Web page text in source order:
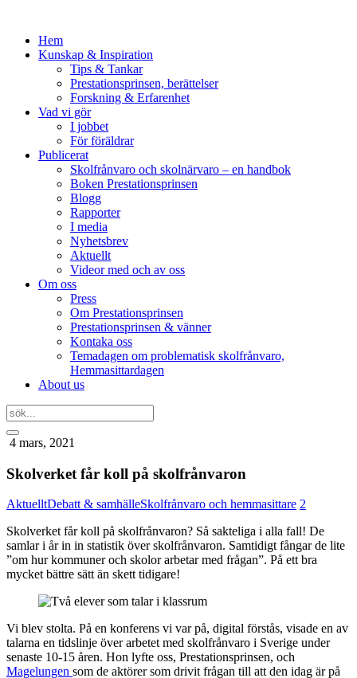
Hem
Kunskap & Inspiration
Tips & Tankar
Prestationsprinsen, berättelser
Forskning & Erfarenhet
Vad vi gör
I jobbet
För föräldrar
Publicerat
Skolfrånvaro och skolnärvaro – en handbok
Boken Prestationsprinsen
Blogg
Rapporter
I media
Nyhetsbrev
Aktuellt
Videor med och av oss
Om oss
Press
Om Prestationsprinsen
Prestationsprinsen & vänner
Kontaka oss
Temadagen om problematisk skolfrånvaro,
Hemmasittardagen
About us
4 mars, 2021
Skolverket får koll på skolfrånvaron
AktuelltDebatt & samhälleSkolfrånvaro och hemmasittare 2
Skolverket får koll på skolfrånvaron? Så sakteliga i alla fall! De
samlar i år in in statistik över skolfrånvaron. Samtidigt fångar de lite
”om hur kommuner och skolor arbetar med frågan”. På ett bra
mycket bättre sätt än skett tidigare!
Vi blev stolta. På en konferens vi var på, digital förstås, visade en av
talarna en tidslinje över arbetet med skolfrånvaro i Sverige under
senaste 10-15 åren. Hon lyfte oss, Prestationsprinsen, och
Magelungen som de aktörer som drivit frågan till att den idag är på